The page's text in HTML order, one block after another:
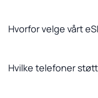
Hvorfor velge vårt
Hvilke telefoner